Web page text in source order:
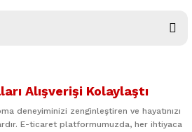
Alışverişi Kolaylaştı
deneyiminizi zenginleştiren ve hayatınızı
E-ticaret platformumuzda, her ihtiyaca